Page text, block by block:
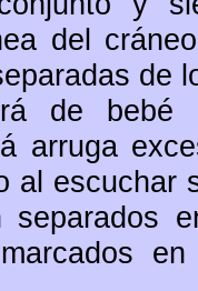
del
de
de bebé
arruga
al escuchar
separados